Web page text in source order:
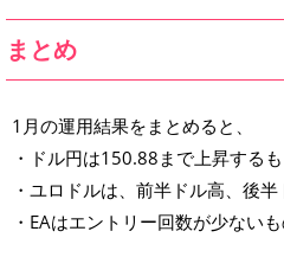
まとめ
1月の運用結果をまとめると、
・ドル円は150.88まで上昇する
・ユロドルは、前半ドル高、後
・EAはエントリー回数が少ない